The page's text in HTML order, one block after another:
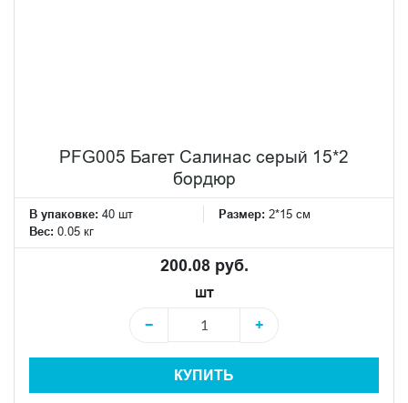
PFG005 Багет Салинас серый 15*2
бордюр
В упаковке: 40 шт Размер: 2*15 см
Вес: 0.05 кг
200.08 руб.
шт
−
+
КУПИТЬ